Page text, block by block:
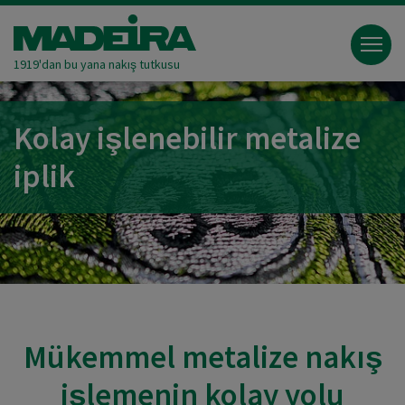
1919'dan bu yana nakış tutkusu
Kolay işlenebilir metalize
iplik
Mükemmel metalize nakış
işlemenin kolay yolu